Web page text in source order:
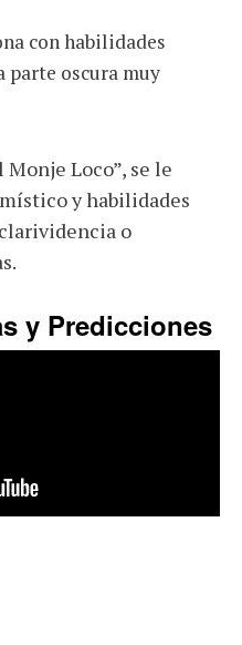
con habilidades
parte oscura muy
Monje Loco”, se le
y habilidades
o
y Predicciones